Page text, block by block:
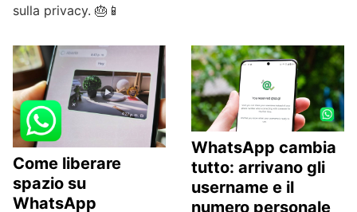
sulla privacy. 🎂📱
Come liberare
spazio su
WhatsApp
WhatsApp cambia
tutto: arrivano gli
username e il
numero personale